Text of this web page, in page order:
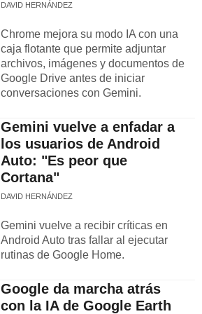
DAVID HERNÁNDEZ
Chrome mejora su modo IA con una
caja flotante que permite adjuntar
archivos, imágenes y documentos de
Google Drive antes de iniciar
conversaciones con Gemini.
Gemini vuelve a enfadar a
los usuarios de Android
Auto: "Es peor que
Cortana"
DAVID HERNÁNDEZ
Gemini vuelve a recibir críticas en
Android Auto tras fallar al ejecutar
rutinas de Google Home.
Google da marcha atrás
con la IA de Google Earth